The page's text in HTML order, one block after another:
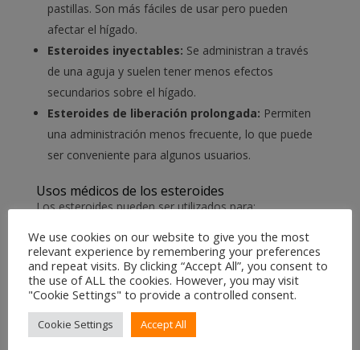
pastillas. Son más fáciles de usar pero pueden
afectar el hígado.
Esteroides inyectables: Se administran a través
de una aguja y suelen tener menos efectos
secundarios sobre el hígado.
Esteroides de liberación prolongada: Permiten
una administración menos frecuente, lo que puede
ser conveniente para algunos usuarios.
Usos médicos de los esteroides
Los esteroides pueden ser utilizados para:
Aumentar el apetito en pacientes con enfermedades
que causan pérdida de peso.
Ayudar en la recuperación después de cirugías o
lesiones.
Tratar ciertos tipos de anemia y condiciones
hormonales.
We use cookies on our website to give you the most
relevant experience by remembering your preferences
and repeat visits. By clicking “Accept All”, you consent to
the use of ALL the cookies. However, you may visit
"Cookie Settings" to provide a controlled consent.
Cookie Settings Accept All